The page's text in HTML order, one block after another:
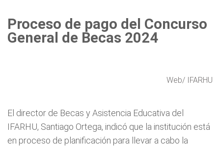
Proceso de pago del Concurso
General de Becas 2024
Web/ IFARHU
El director de Becas y Asistencia Educativa del
IFARHU, Santiago Ortega, indicó que la institución está
en proceso de planificación para llevar a cabo la